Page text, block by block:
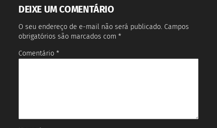
DEIXE UM COMENTÁRIO
O seu endereço de e-mail não será publicado. Campos
obrigatórios são marcados com *
Comentário *